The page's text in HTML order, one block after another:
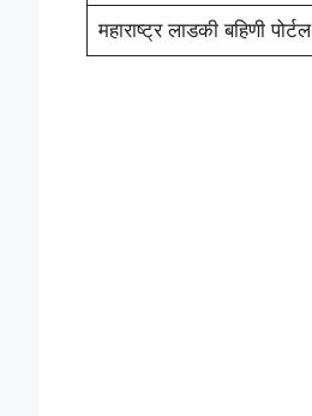
महाराष्ट्र लाडकी बहिणी पोर्टल